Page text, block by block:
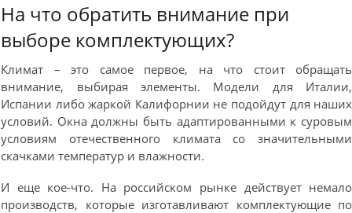
На что обратить внимание при
выборе комплектующих?
Климат – это самое первое, на что стоит обращать
внимание, выбирая элементы. Модели для Италии,
Испании либо жаркой Калифорнии не подойдут для наших
условий. Окна должны быть адаптированными к суровым
условиям отечественного климата со значительными
скачками температур и влажности.
И еще кое-что. На российском рынке действует немало
производств, которые изготавливают комплектующие по